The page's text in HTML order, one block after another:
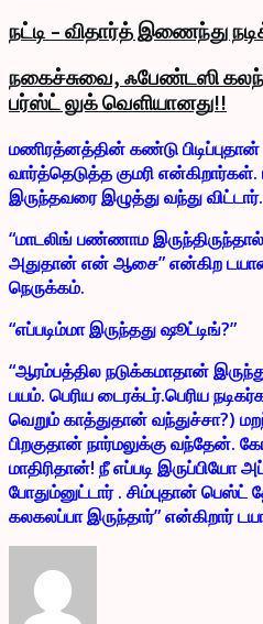
நட்டி – விதார்த் இணைந்து
நகைச்சுவை, ஃபேண்டஸி
பர்ஸ்ட் லுக் வெளியானது!!
மணிரத்னத்தின் கண்டு பிடிப்புதான்
வார்த்தெடுத்த குமரி
இருந்தவரை இழுத்து வந்து விட்டார்.
“மாடலிங் பண்ணாம
அதுதான் என் ஆசை” என்கிற
நெருக்கம்.
“எப்படிம்மா இருந்தது ஷூட்டிங்?”
“ஆரம்பத்தில நடுக்கமாதான்
பயம். பெரிய டைரக்டர்.பெரிய
வெறும் காத்துதான் வந்துச்சா?)
பிறகுதான் நார்மலுக்கு வந்தேன்.
மாதிரிதான்! நீ எப்படி இருப்பியோ
போதும்னுட்டார் . சிம்புதான்
கலகலப்பா இருந்தார்” என்கிறார்